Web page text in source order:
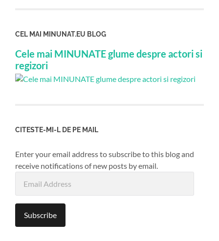
CEL MAI MINUNAT.EU BLOG
Cele mai MINUNATE glume despre actori si
regizori
CITESTE-MI-L DE PE MAIL
Enter your email address to subscribe to this blog and
receive notifications of new posts by email.
Address
Subscribe